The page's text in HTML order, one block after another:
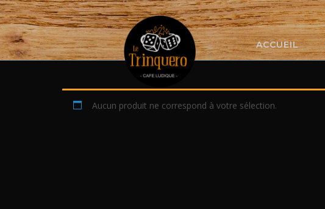
Skip
to
content
ACCUEIL
Aucun produit ne correspond à votre sélection.